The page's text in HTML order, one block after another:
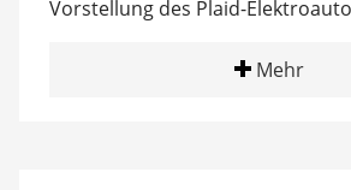
Vorstellung des Plaid-
Mehr